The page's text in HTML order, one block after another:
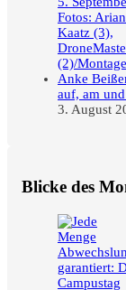
auf, am
3. August
Blicke des